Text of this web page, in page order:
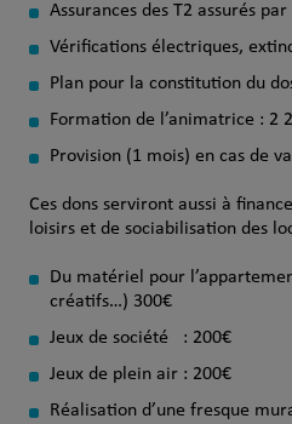
Assurances des T2 assurés
Vérifications électriques,
Plan pour la constitution du
Formation de l’animatrice : 2
Provision (1 mois) en cas de
Ces dons serviront aussi à
loisirs et de sociabilisation des
Du matériel pour
créatifs…) 300€
Jeux de société : 200€
Jeux de plein air : 200€
Réalisation d’une fresque